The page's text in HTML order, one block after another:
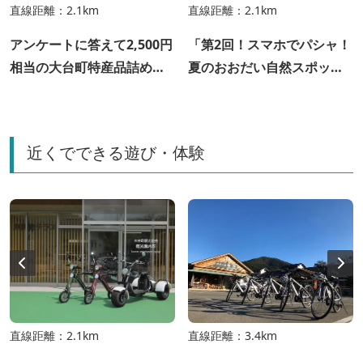
直線距離：2.1km
アンケートに答えて2,500円
相当の大台町特産品詰め合
直線距離：2.1km
「第2回！スマホでパシャ！
夏のおおだい自然スポット
近くでできる遊び・体験
直線距離：2.1km 直線距離：3.4km